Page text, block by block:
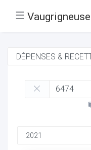
☰ Vaugrigneuse